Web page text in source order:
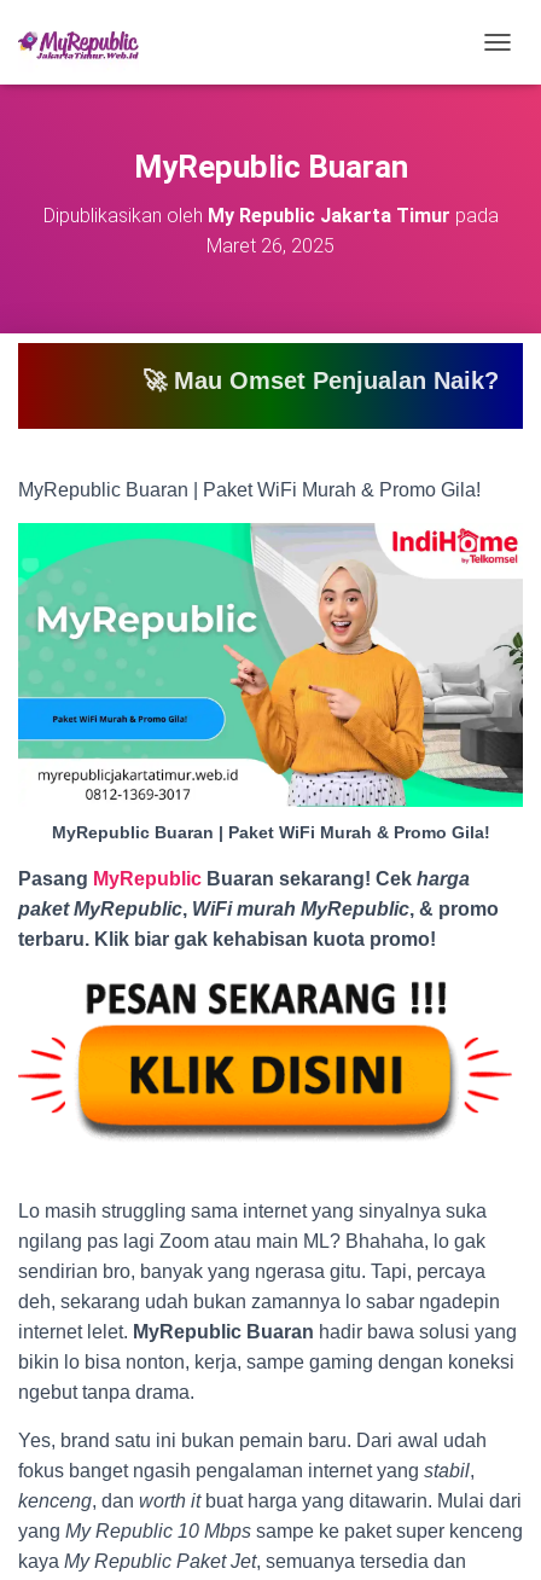
O
A
S
MyRepublic Buaran
Dipublikasikan oleh My Republic Jakarta Timur pada
Maret 26, 2025
🚀 Mau Omset Penjualan Naik? Atau Mau
MyRepublic Buaran | Paket WiFi Murah & Promo Gila!
MyRepublic Buaran | Paket WiFi Murah & Promo Gila!
Pasang MyRepublic Buaran sekarang! Cek harga
paket MyRepublic, WiFi murah MyRepublic, & promo
terbaru. Klik biar gak kehabisan kuota promo!
Lo masih struggling sama internet yang sinyalnya suka
ngilang pas lagi Zoom atau main ML? Bhahaha, lo gak
sendirian bro, banyak yang ngerasa gitu. Tapi, percaya
deh, sekarang udah bukan zamannya lo sabar ngadepin
internet lelet. MyRepublic Buaran hadir bawa solusi yang
bikin lo bisa nonton, kerja, sampe gaming dengan koneksi
ngebut tanpa drama.
Yes, brand satu ini bukan pemain baru. Dari awal udah
fokus banget ngasih pengalaman internet yang stabil,
kenceng, dan worth itbuat harga yang ditawarin. Mulai dari
yang My Republic 10 Mbps sampe ke paket super kenceng
kaya My Republic Paket Jet, semuanya tersedia dan